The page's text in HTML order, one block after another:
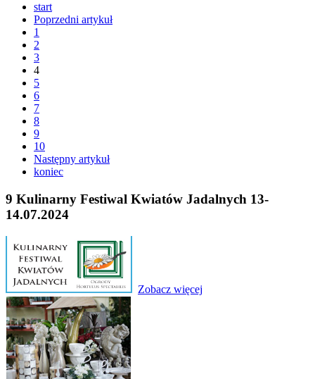
start
Poprzedni artykuł
1
2
3
4
5
6
7
8
9
10
Następny artykuł
koniec
9 Kulinarny Festiwal Kwiatów Jadalnych 13-
14.07.2024
Zobacz więcej